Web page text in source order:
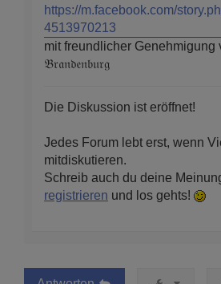
https://m.facebook.com/
4513970213
mit freundlicher Genehmigung
𝔅𝔯𝔞𝔫𝔡𝔢𝔫𝔟𝔲𝔯𝔤
Die Diskussion ist eröffnet!
Jedes Forum lebt erst, wenn
mitdiskutieren.
Schreib auch du deine
registrieren und los gehts!